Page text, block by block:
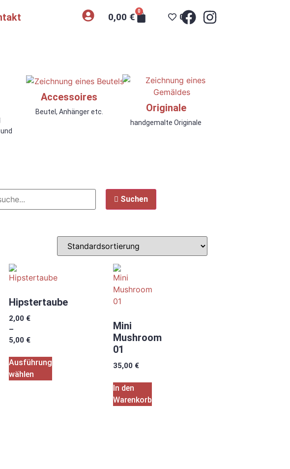
0,00 €
0
0
Accessoires
Beutel, Anhänger etc. Originale
handgemalte Originale
Suchen
Hipstertaube
2,00 €
–
5,00 €
Ausführung
wählen
Mini
Mushroom
01
35,00 €
In den
Warenkorb